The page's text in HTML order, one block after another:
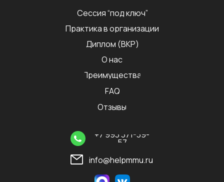
Сессия “под ключ”
Практика в организации
Диплом (ВКР)
О нас
Преимущества
FAQ
Отзывы
+7 993 371-39-
57
info@helpmmu.ru